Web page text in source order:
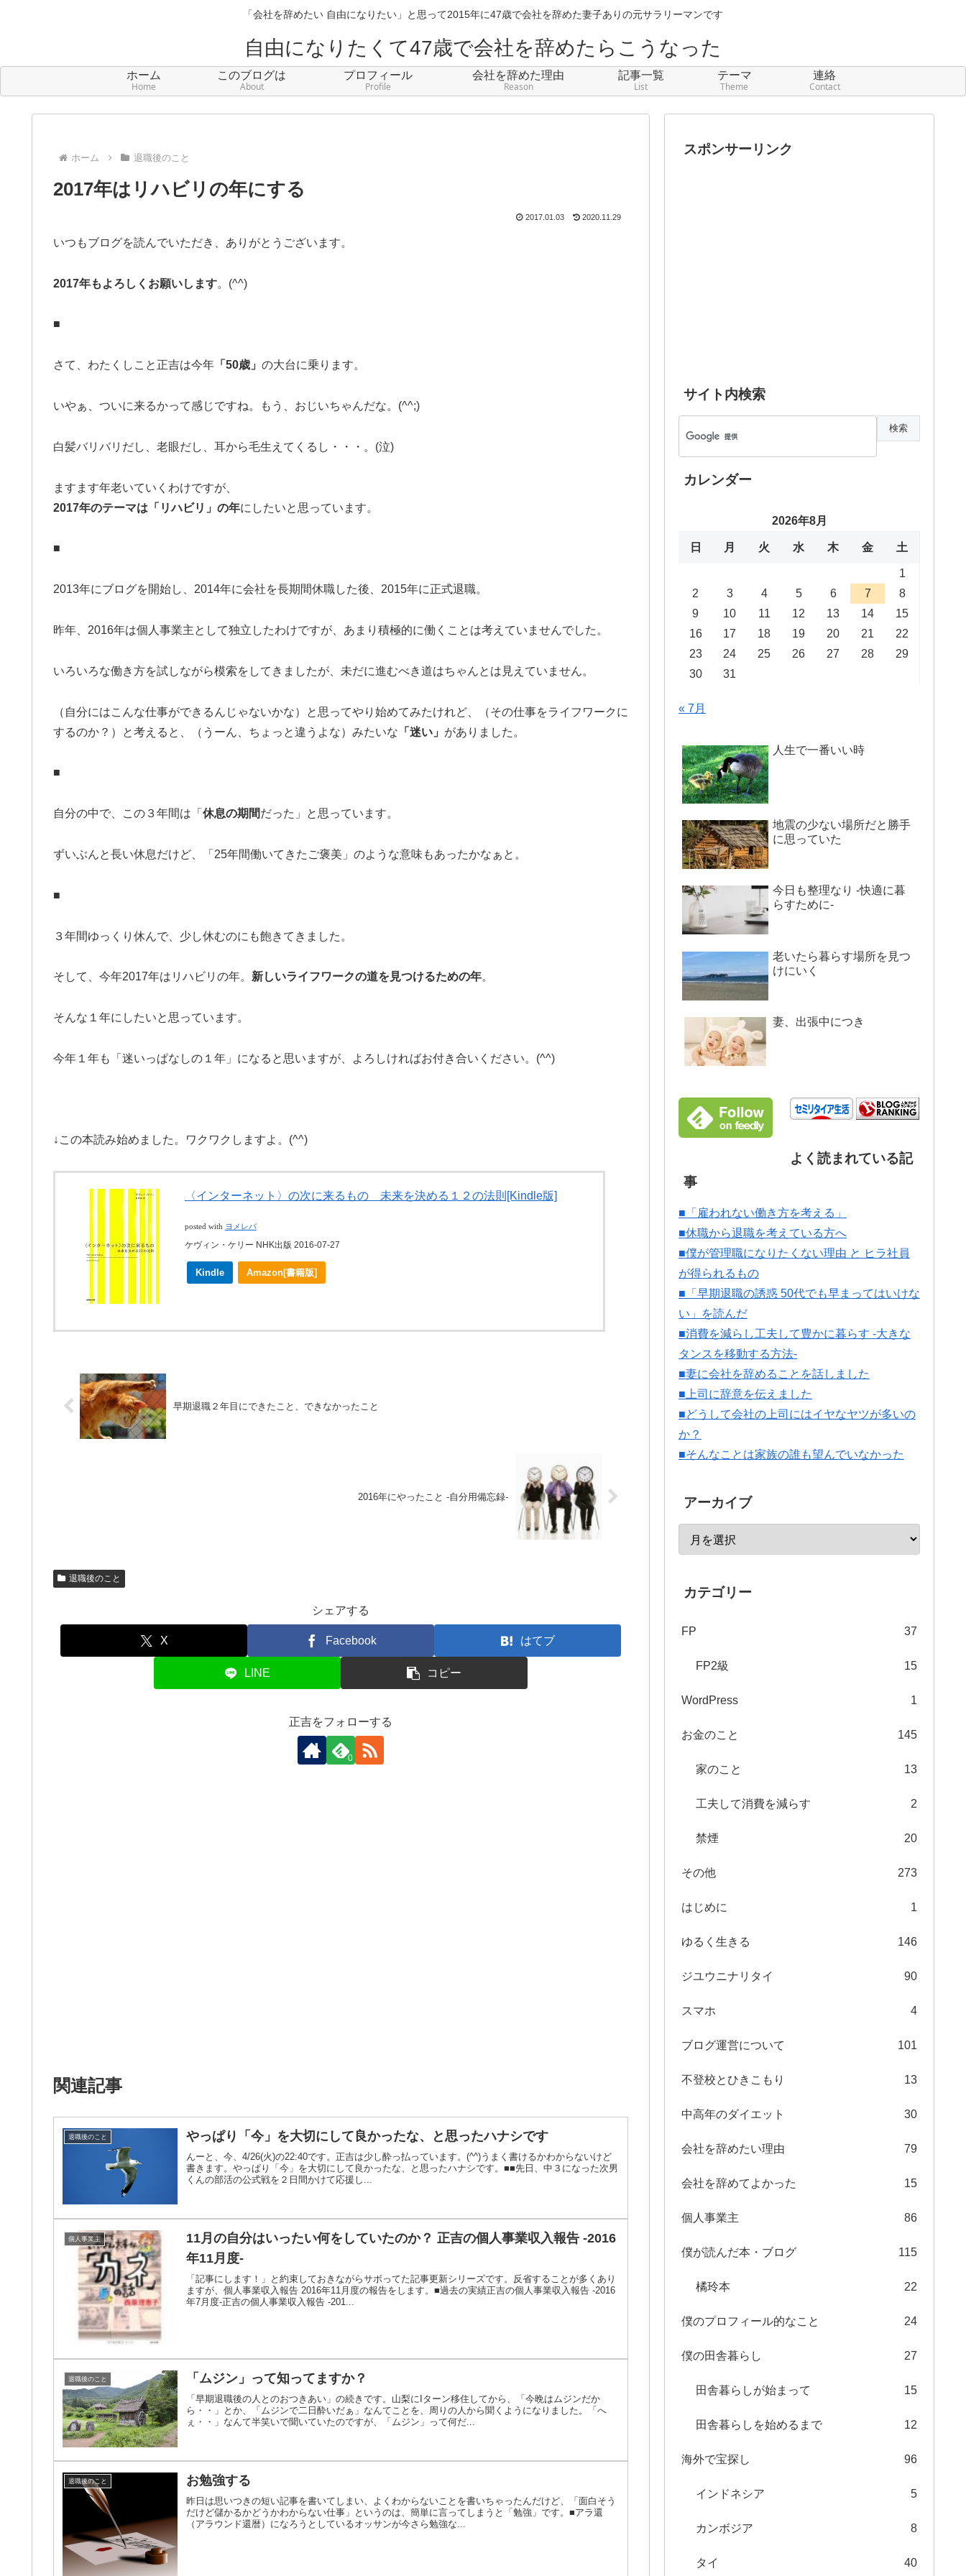
「会社を辞めたい 自由になりたい」と思って2015年に47歳で会社を辞めた妻子ありの元サラリーマンです
自由になりたくて47歳で会社を辞めたらこうなった
ホーム
Home
このブログは
About
プロフィール
Profile
会社を辞めた理由
Reason
記事一覧
List
テーマ
Theme
連絡
Contact
ホーム 退職後のこと
2017年はリハビリの年にする
2017.01.03 2020.11.29
いつもブログを読んでいただき、ありがとうございます。
2017年もよろしくお願いします。(^^)
■
さて、わたくしこと正吉は今年 「50歳」 の大台に乗ります。
いやぁ、ついに来るかって感じですね。もう、おじいちゃんだな。(^^;)
白髪バリバリだし、老眼だし、耳から毛生えてくるし・・・。(泣)
ますます年老いていくわけですが、
2017年のテーマは「リハビリ」の年にしたいと思っています。
■
2013年にブログを開始し、2014年に会社を長期間休職した後、2015年に正式退職。
昨年、2016年は個人事業主として独立したわけですが、あまり積極的に働くことは考えていませんでした。
いろいろな働き方を試しながら模索をしてきましたが、未だに進むべき道はちゃんとは見えていません。
（自分にはこんな仕事ができるんじゃないかな）と思ってやり始めてみたけれど、（その仕事をライフワークに
するのか？）と考えると、（うーん、ちょっと違うよな）みたいな 「迷い」 がありました。
■
自分の中で、この３年間は「 休息の期間だった」と思っています。
ずいぶんと長い休息だけど、「25年間働いてきたご褒美」のような意味もあったかなぁと。
■
３年間ゆっくり休んで、少し休むのにも飽きてきました。
そして、今年2017年はリハビリの年。 新しいライフワークの道を見つけるための年。
そんな１年にしたいと思っています。
今年１年も「迷いっぱなしの１年」になると思いますが、よろしければお付き合いください。(^^)
↓この本読み始めました。ワクワクしますよ。(^^)
〈インターネット〉の次に来るもの 未来を決める１２の法則[Kindle版]
posted with ヨメレバ
ケヴィン・ケリー NHK出版 2016-07-27
Kindle Amazon[書籍版]
早期退職２年目にできたこと、できなかったこと
2016年にやったこと -自分用備忘録-
退職後のこと
シェアする
X Facebook はてブ
LINE コピー
正吉をフォローする
0
関連記事
退職後のこと やっぱり「今」を大切にして良かったな、と思ったハナシです
んーと、今、4/26(火)の22:40です。正吉は少し酔っ払っています。(^^)うまく書けるかわからないけど
書きます。やっぱり「今」を大切にして良かったな、と思ったハナシです。■■先日、中３になった次男
くんの部活の公式戦を２日間かけて応援し...
個人事業主
11月の自分はいったい何をしていたのか？ 正吉の個人事業収入報告 -2016
年11月度-
「記事にします！」と約束しておきながらサボってた記事更新シリーズです。反省することが多くあり
ますが、個人事業収入報告 2016年11月度の報告をします。■過去の実績正吉の個人事業収入報告 -2016
年7月度-正吉の個人事業収入報告 -201...
退職後のこと 「ムジン」って知ってますか？
「早期退職後の人とのおつきあい」の続きです。山梨にIターン移住してから、「今晩はムジンだか
ら・・」とか、「ムジンで二日酔いだぁ」なんてことを、周りの人から聞くようになりました。「へ
ぇ・・」なんて半笑いで聞いていたのですが、「ムジン」って何だ...
退職後のこと お勉強する
昨日は思いつきの短い記事を書いてしまい、よくわからないことを書いちゃったんだけど、「面白そう
だけど儲かるかどうかわからない仕事」というのは、簡単に言ってしまうと「勉強」です。■アラ還
（アラウンド還暦）になろうとしているオッサンが今さら勉強な...
スポンサーリンク
サイト内検索
カレンダー
2026年8月
日 月 火 水 木 金 土
1
2
3 4 5 6 7
8
9
10 11 12 13 14
15
16
17 18 19 20 21
22
23
24 25 26 27 28
29
30
31
« 7月
人生で一番いい時
地震の少ない場所だと勝手
に思っていた
今日も整理なり -快適に暮
らすために-
老いたら暮らす場所を見つ
けにいく
妻、出張中につき
よく読まれている記
事
■「雇われない働き方を考える」
■休職から退職を考えている方へ
■僕が管理職になりたくない理由 と ヒラ社員
が得られるもの
■「早期退職の誘惑 50代でも早まってはいけな
い」を読んだ
■消費を減らし工夫して豊かに暮らす -大きな
タンスを移動する方法-
■妻に会社を辞めることを話しました
■上司に辞意を伝えました
■どうして会社の上司にはイヤなヤツが多いの
か？
■そんなことは家族の誰も望んでいなかった
アーカイブ
カテゴリー
FP 37
FP2級 15
WordPress 1
お金のこと 145
家のこと 13
工夫して消費を減らす 2
禁煙 20
その他 273
はじめに 1
ゆるく生きる 146
ジユウニナリタイ 90
スマホ 4
ブログ運営について 101
不登校とひきこもり 13
中高年のダイエット 30
会社を辞めたい理由 79
会社を辞めてよかった 15
個人事業主 86
僕が読んだ本・ブログ 115
橘玲本 22
僕のプロフィール的なこと 24
僕の田舎暮らし 27
田舎暮らしが始まって 15
田舎暮らしを始めるまで 12
海外で宝探し 96
インドネシア 5
カンボジア 8
タイ 40